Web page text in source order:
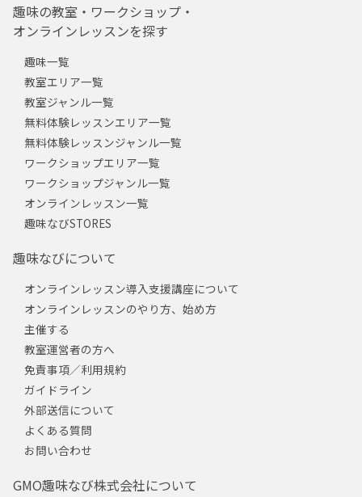
趣味の教室・ワークショップ・
オンラインレッスンを探す
趣味一覧
教室エリア一覧
教室ジャンル一覧
無料体験レッスンエリア一覧
無料体験レッスンジャンル一覧
ワークショップエリア一覧
ワークショップジャンル一覧
オンラインレッスン一覧
趣味なびSTORES
趣味なびについて
オンラインレッスン導入支援講座について
オンラインレッスンのやり方、始め方
主催する
教室運営者の方へ
免責事項／利用規約
ガイドライン
外部送信について
よくある質問
お問い合わせ
GMO趣味なび株式会社について